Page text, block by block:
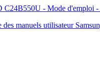
C24B550U - Mode d'emploi
des manuels utilisateur